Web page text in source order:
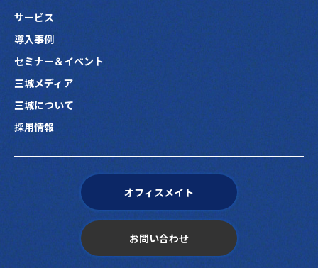
サービス
導入事例
セミナー＆イベント
三城メディア
三城について
採用情報
オフィスメイト
お問い合わせ